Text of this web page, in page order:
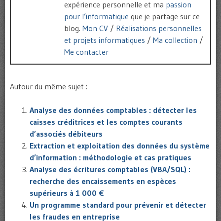
expérience personnelle et ma passion
pour l’informatique que je partage sur ce
blog. Mon CV / Réalisations personnelles
et projets informatiques / Ma collection /
Me contacter
Autour du même sujet :
Analyse des données comptables : détecter les
caisses créditrices et les comptes courants
d’associés débiteurs
Extraction et exploitation des données du système
d’information : méthodologie et cas pratiques
Analyse des écritures comptables (VBA/SQL) :
recherche des encaissements en espèces
supérieurs à 1 000 €
Un programme standard pour prévenir et détecter
les fraudes en entreprise